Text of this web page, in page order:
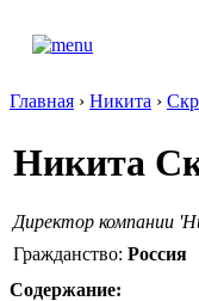
Главная › Никита ›
Никита
Директор компании
Гражданство: Россия
Содержание: